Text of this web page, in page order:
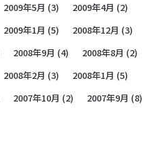
2009年5月 (3) 2009年4月 (2)
2009年1月 (5) 2008年12月 (3)
2008年9月 (4) 2008年8月 (2)
2008年2月 (3) 2008年1月 (5)
2007年10月 (2) 2007年9月 (8)